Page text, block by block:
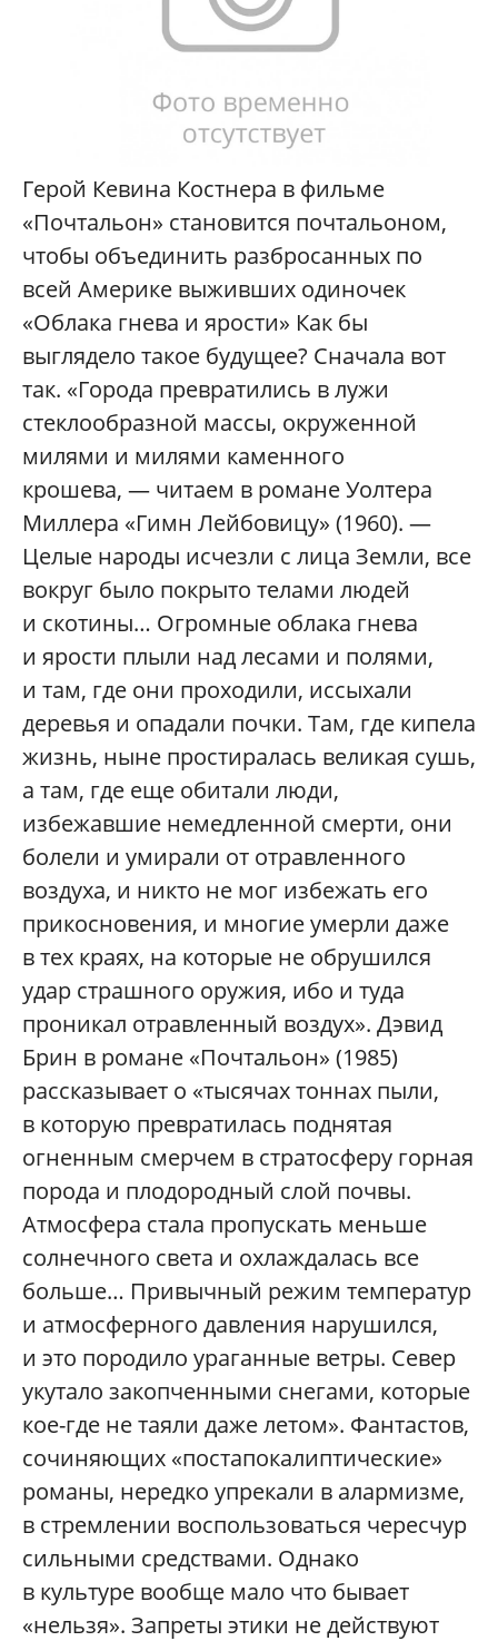
Герой Кевина Костнера в фильме
«Почтальон» становится почтальоном,
чтобы объединить разбросанных по
всей Америке выживших одиночек
«Облака гнева и ярости» Как бы
выглядело такое будущее? Сначала вот
так. «Города превратились в лужи
стеклообразной массы, окруженной
милями и милями каменного
крошева, — читаем в романе Уолтера
Миллера «Гимн Лейбовицу» (1960). —
Целые народы исчезли с лица Земли, все
вокруг было покрыто телами людей
и скотины… Огромные облака гнева
и ярости плыли над лесами и полями,
и там, где они проходили, иссыхали
деревья и опадали почки. Там, где кипела
жизнь, ныне простиралась великая сушь,
а там, где еще обитали люди,
избежавшие немедленной смерти, они
болели и умирали от отравленного
воздуха, и никто не мог избежать его
прикосновения, и многие умерли даже
в тех краях, на которые не обрушился
удар страшного оружия, ибо и туда
проникал отравленный воздух». Дэвид
Брин в романе «Почтальон» (1985)
рассказывает о «тысячах тоннах пыли,
в которую превратилась поднятая
огненным смерчем в стратосферу горная
порода и плодородный слой почвы.
Атмосфера стала пропускать меньше
солнечного света и охлаждалась все
больше… Привычный режим температур
и атмосферного давления нарушился,
и это породило ураганные ветры. Север
укутало закопченными снегами, которые
кое-где не таяли даже летом». Фантастов,
сочиняющих «постапокалиптические»
романы, нередко упрекали в алармизме,
в стремлении воспользоваться чересчур
сильными средствами. Однако
в культуре вообще мало что бывает
«нельзя». Запреты этики не действуют